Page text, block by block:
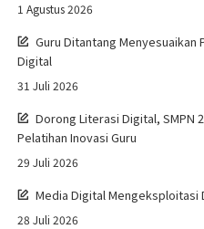
1 Agustus 2026
Guru Ditantang Menyesuaikan
Digital
31 Juli 2026
Dorong Literasi Digital, SMPN
Pelatihan Inovasi Guru
29 Juli 2026
Media Digital Mengeksploitasi
28 Juli 2026